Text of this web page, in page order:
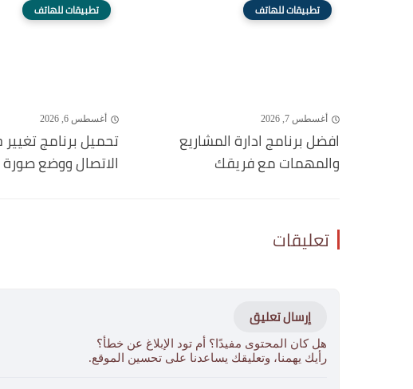
تطبيقات للهاتف
أغسطس 7, 2026
افضل برنامج ادارة المشاريع
والمهمات مع فريقك
تطبيقات للهاتف
أغسطس 6, 2026
تحميل برنامج
الاتصال ووضع
تعليقات
إرسال تعليق
هل كان المحتوى مفيدًا؟ أم تود الإبلاغ عن خطأ؟
رأيك يهمنا، وتعليقك يساعدنا على تحسين الموقع.